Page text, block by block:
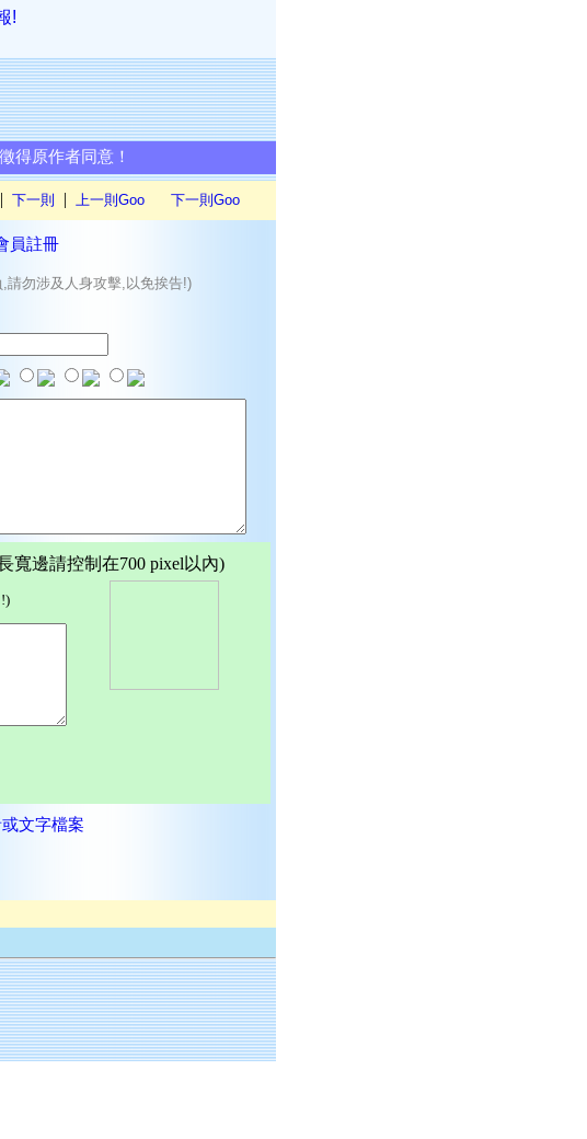
!
得原作者同意！
下一則 | 上一則Goo 下一則Goo
員註冊
請勿涉及人身攻擊,以免挨告!)
寬邊請控制在700 pixel以內)
文字檔案